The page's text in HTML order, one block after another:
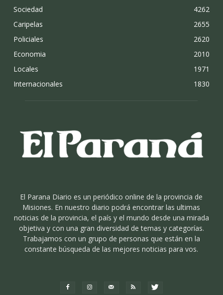
Sociedad
4262
Caripelas
2655
Policiales
2620
Economia
2010
Locales
1971
Internacionales
1830
El Parana Diario es un periódico online de la provincia de
Misiones. En nuestro diario podrá encontrar las ultimas
noticias de la provincia, el país y el mundo desde una mirada
objetiva y con una gran diversidad de temas y categorías.
Trabajamos con un grupo de personas que están en la
constante búsqueda de las mejores noticias para vos.